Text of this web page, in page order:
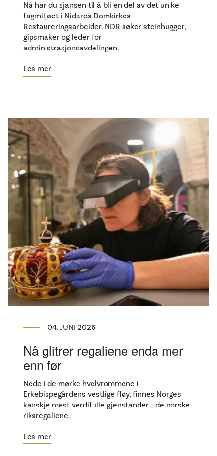
Nå har du sjansen til å bli en del av det unike
fagmiljøet i Nidaros Domkirkes
Restaureringsarbeider. NDR søker steinhugger,
gipsmaker og leder for
administrasjonsavdelingen.
Les mer
04. JUNI 2026
Nå glitrer regaliene enda mer
enn før
Nede i de mørke hvelvrommene i
Erkebispegårdens vestlige fløy, finnes Norges
kanskje mest verdifulle gjenstander - de norske
riksregaliene.
Les mer